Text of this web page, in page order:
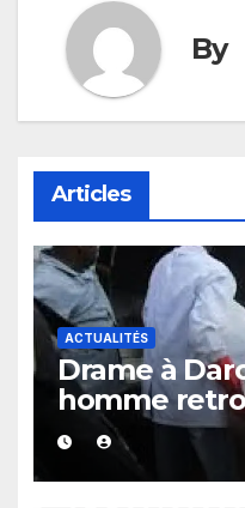
By
Articles
ACTUALITÉS
Drame à
homme
présence de
alimente les